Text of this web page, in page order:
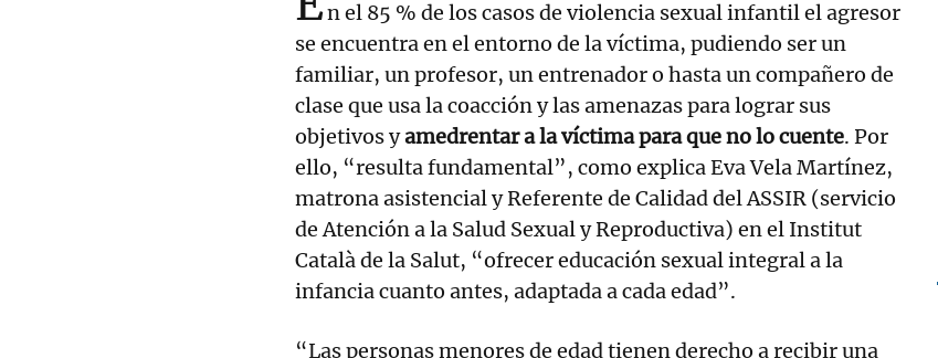
n el 85 % de los casos de violencia sexual infantil el agresor
se encuentra en el entorno de la víctima, pudiendo ser un
familiar, un profesor, un entrenador o hasta un compañero de
clase que usa la coacción y las amenazas para lograr sus
objetivos yamedrentar a la víctima para que no lo cuente. Por
ello, “resulta fundamental”, como explica Eva Vela Martínez,
matrona asistencial y Referente de Calidad del ASSIR (servicio
de Atención a la Salud Sexual y Reproductiva) en el Institut
Català de la Salut, “ofrecer educación sexual integral a la
infancia cuanto antes, adaptada a cada edad”.
“Las personas menores de edad tienen derecho a recibir una